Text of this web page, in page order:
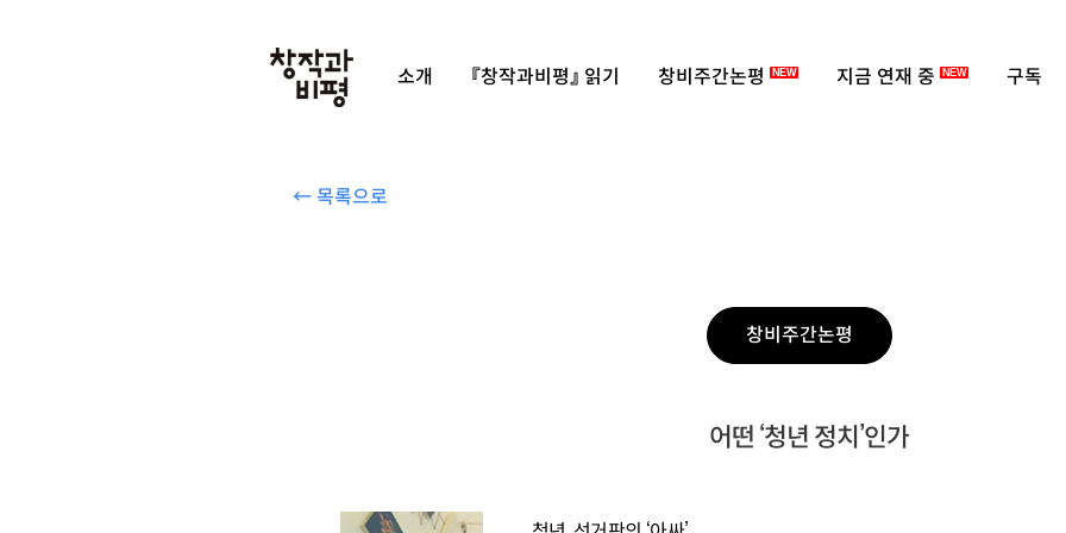
소개 『창작과비평』 읽기 창비주간논평 NEW 지금 연재 중 NEW 구독
← 목록으로
창비주간논평
어떤 ‘청년 정치’인가